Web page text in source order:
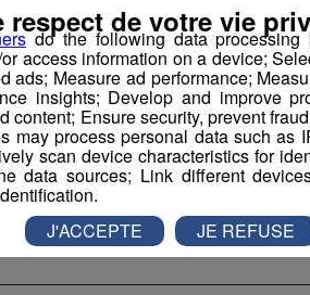
Skier dans
Radio Mont Blanc-25 octobre
do the following data processing
access information on a device;
ads; Measure ad performance;
insights; Develop and improve
content; Ensure security, prevent
may process personal data such as
scan device characteristics for
data sources; Link different
respect de votre vie
J'ACCEPTE JE REFUSE